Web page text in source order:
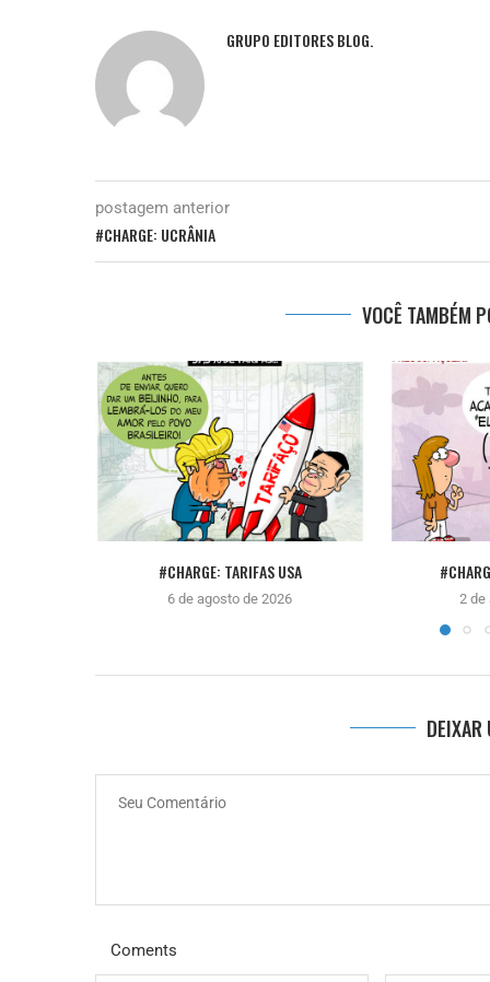
GRUPO EDITORES BLOG.
postagem anterior
#CHARGE: UCRÂNIA
VOCÊ TAMBÉM
#CHARGE: TARIFAS USA
6 de agosto de 2026 2 de
DEIXAR
Coments